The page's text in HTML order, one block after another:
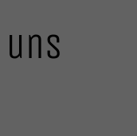
uns